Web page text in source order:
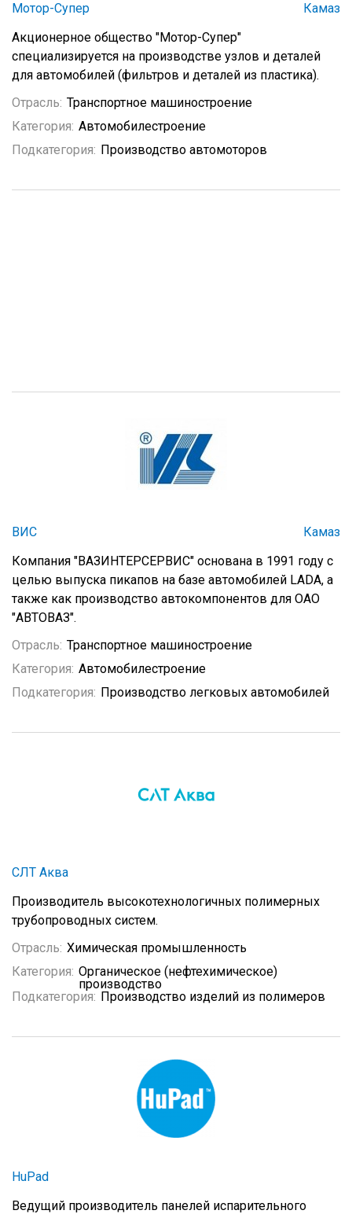
Мотор-Супер
Камаз
Акционерное общество "Мотор-Супер"
специализируется на производстве узлов и деталей
для автомобилей (фильтров и деталей из пластика).
Отрасль: Транспортное машиностроение
Категория: Автомобилестроение
Подкатегория: Производство автомоторов
ВИС
Камаз
Компания "ВАЗИНТЕРСЕРВИС" основана в 1991 году с
целью выпуска пикапов на базе автомобилей LADA, а
также как производство автокомпонентов для ОАО
"АВТОВАЗ".
Отрасль: Транспортное машиностроение
Категория: Автомобилестроение
Подкатегория: Производство легковых автомобилей
СЛТ Аква
Производитель высокотехнологичных полимерных
трубопроводных систем.
Отрасль: Химическая промышленность
Категория: Органическое (нефтехимическое)
производство
Подкатегория: Производство изделий из полимеров
HuPad
Ведущий производитель панелей испарительного